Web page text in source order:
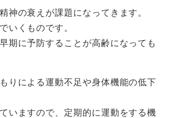
神の衰えが課題になってきます。
いくものです。
期に予防することが高齢になっても
りによる運動不足や身体機能の低下
いますので、定期的に運動をする機